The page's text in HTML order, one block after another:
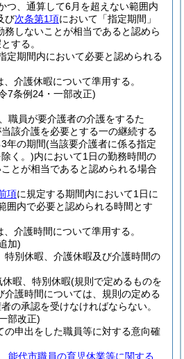
つ、通算して6月を超えない範囲内
び次条第1項において「指定期間」
務しないことが相当であると認めら
する。
定期間内において必要と認められる
、介護休暇について準用する。
7条例24・一部改正)
職員が要介護者の介護をするた
該介護を必要とする一の継続する
年の期間(当該要介護者に係る指定
く。)内において1日の勤務時間の
とが相当であると認められる場合
項に規定する期間内において1日に
囲内で必要と認められる時間とす
、介護時間について準用する。
加)
特別休暇、介護休暇及び介護時間の
暇、特別休暇(規則で定めるものを
介護時間については、規則の定める
の承認を受けなければならない。
部改正)
の申出をした職員等に対する意向確
能代市職員の育児休業等に関する